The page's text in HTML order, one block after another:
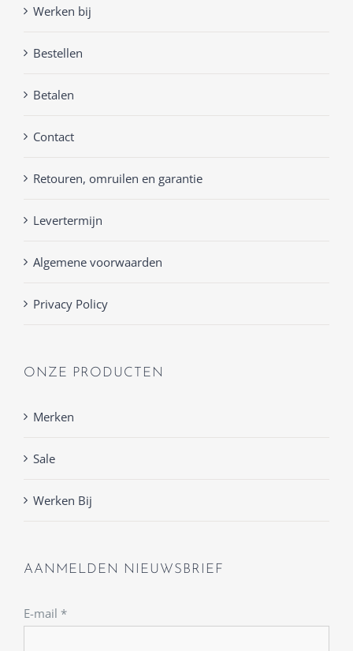
Werken bij
Bestellen
Betalen
Contact
Retouren, omruilen en garantie
Levertermijn
Algemene voorwaarden
Privacy Policy
ONZE PRODUCTEN
Merken
Sale
Werken Bij
AANMELDEN NIEUWSBRIEF
E-mail *